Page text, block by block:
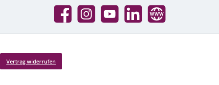
Facebook InstagramYouTube LinkedIn Website
Vertrag widerrufen